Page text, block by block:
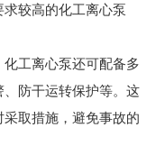
较高的化工离心泵
工离心泵还可配备多
防干运转保护等。这
取措施，避免事故的